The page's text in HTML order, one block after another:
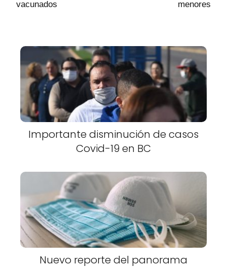
vacunados
menores
Importante disminución de casos
Covid-19 en BC
Nuevo reporte del panorama